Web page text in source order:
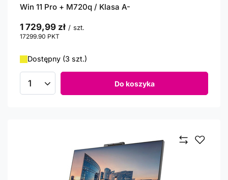
Win 11 Pro + M720q / Klasa A-
1 729,99 zł / szt.
17299.90 PKT
Dostępny (3 szt.)
Ilość produktów Do koszyka